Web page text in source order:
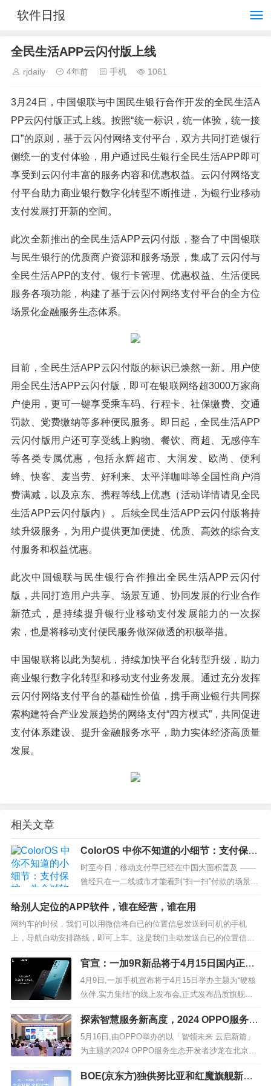
软件日报
全民生活APP云闪付版上线
rjdaily 4年前 手机 1061
3月24日，中国银联与中国民生银行合作开发的全民生活A
PP云闪付版正式上线。按照“统一标识，统一体验，统一接
口”的原则，基于云闪付网络支付平台，双方共同打造银行
侧统一的支付体验，用户通过民生银行全民生活APP即可
享受到云闪付丰富的服务内容和优惠权益。云闪付网络支
付平台助力商业银行数字化转型不断推进，为银行业移动
支付发展打开新的空间。
此次全新推出的全民生活APP云闪付版，整合了中国银联
与民生银行的优质商户资源和服务场景，集成了云闪付与
全民生活APP的支付、银行卡管理、优惠权益、生活便民
服务各项功能，构建了基于云闪付网络支付平台的全方位
场景化金融服务生态体系。
目前，全民生活APP云闪付版的标识已焕然一新。用户使
用全民生活APP云闪付版，即可在银联网络超3000万家商
户使用，更可一键享受乘车码、行程卡、社保缴费、交通
罚款、党费缴纳等多种便民服务。即日起，全民生活APP
云闪付版用户还可享受线上购物、餐饮、商超、无感停车
等各类专属优惠，包括永辉超市、大润发、欧尚、便利
蜂、快客、麦当劳、好利来、太平洋咖啡等全国性商户消
费满减，以及京东、携程等线上优惠（活动详情请见全民
生活APP云闪付版内）。后续全民生活APP云闪付版将持
续升级服务，为用户提供更加便捷、优质、高效的综合支
付服务和权益优惠。
此次中国银联与民生银行合作推出全民生活APP云闪付
版，共同打造用户共享、场景互通、协同发展的行业合作
新范式，是持续提升银行业移动支付发展能力的一次探
索，也是将移动支付便民服务做深做透的积极举措。
中国银联将以此为契机，持续加快平台化转型升级，助力
商业银行数字化转型和移动支付业务发展。通过充分发挥
云闪付网络支付平台的基础性价值，携手商业银行共同探
索构建符合产业发展趋势的网络支付“四方模式”，共同促进
支付体系建设、提升金融服务水平，助力实体经济高质量
发展。
相关文章
ColorOS 中你不知道的小细节：支付保
护，为金融软件保驾护航
时至今日，移动支付早已经在中国大面积普及 ——
曾经只在一二线城市才能看到“扫一扫”付款的场景，
如今在县城乃至乡镇中也非常常见。但更方便的支
付形式...
给别人定位的APP软件，谁在经营，谁在用
网约车的时候，我们可以用微信将自已的位置信息发送到司机的手机
上，导航自动安排路线，即可上车。这是我们主动发送自已的位置信
息。但是，当我们想静一静的时候，有一双眼睛盯着你在哪里，那怕是
自已的父母、...
官宣：一加9R新品将于4月15日国内正式
发布
4月9日,一加手机宣布将于4月15日举办主题为“硬核
伙伴,实力集结”的线上发布会,正式发布品质旗舰一
加 9R。 纵观整个手机市场发展,旗舰手机在功能体
验...
探索智慧服务新高度，2024 OPPO服务生
态开发者沙龙在京举行
5月16日,由OPPO举办的以「智领未来 云启新篇」
为主题的2024 OPPO服务生态开发者沙龙在北京举
行,各行业开发者齐聚一堂,共享服务生态发展成果,
共探智慧高效用户体验和获量增长的更多可能。在2
BOE(京东方)独供努比亚和红魔旗舰新品